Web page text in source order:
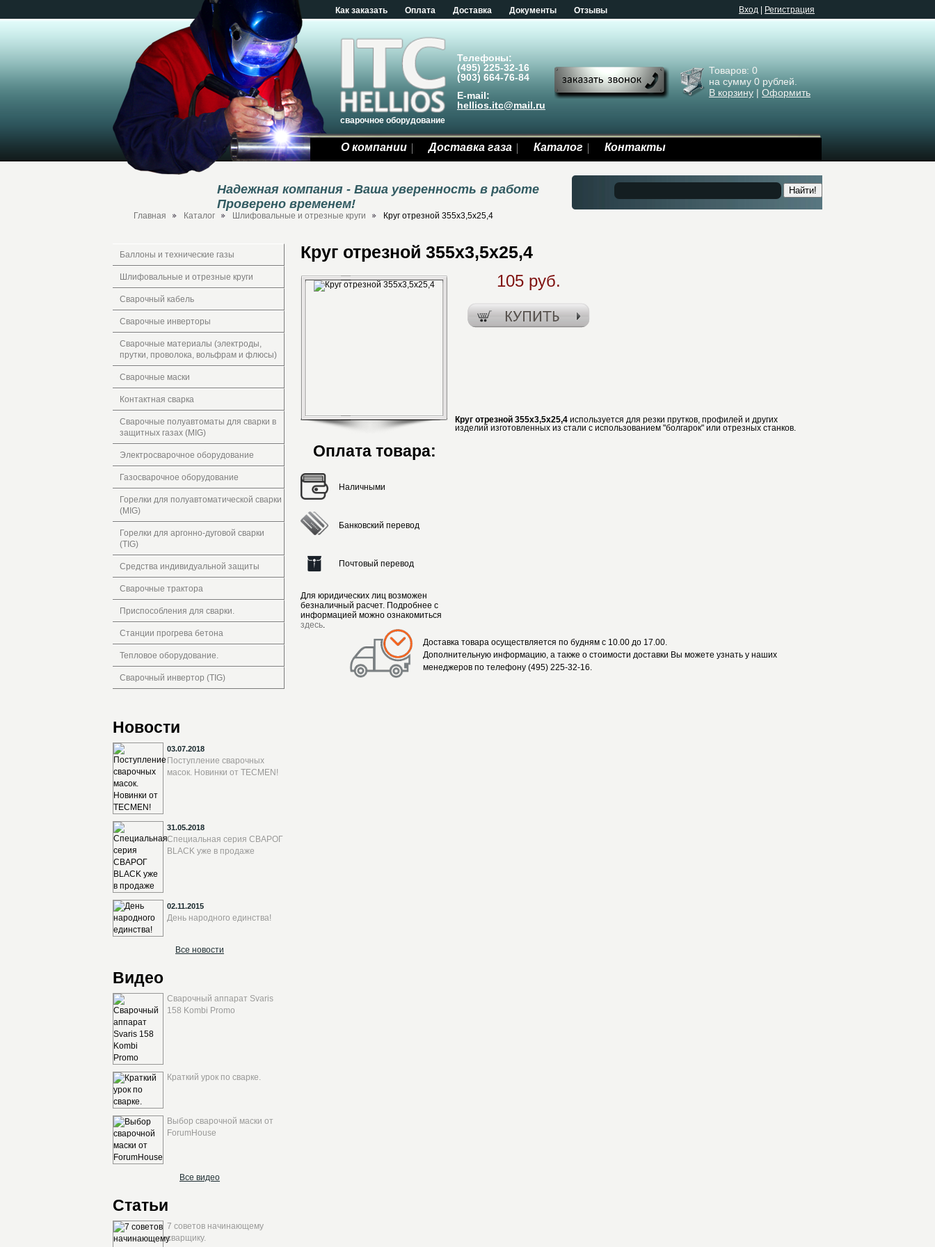
Как заказать Оплата Доставка Документы Отзывы Bход Регистрация
сварочное оборудование
Телефоны:
(495) 225-32-16
(903) 664-76-84
E-mail:
hellios.itc@mail.ru
Товаров: 0
на сумму 0 рублей.
В корзину | Оформить
О компании Доставка газа Каталог Контакты
Надежная компания - Ваша уверенность в работе
Проверено временем!
Найти!
Главная Каталог Шлифовальные и отрезные круги Круг отрезной 355х3,5х25,4
Баллоны и технические газы
Шлифовальные и отрезные круги
Сварочный кабель
Сварочные инверторы
Сварочные материалы (электроды,
прутки, проволока, вольфрам и флюсы)
Сварочные маски
Контактная сварка
Сварочные полуавтоматы для сварки в
защитных газах (MIG)
Электросварочное оборудование
Газосварочное оборудование
Горелки для полуавтоматической сварки
(MIG)
Горелки для аргонно-дуговой сварки
(TIG)
Средства индивидуальной защиты
Сварочные трактора
Приспособления для сварки.
Станции прогрева бетона
Тепловое оборудование.
Сварочный инвертор (TIG)
Новости
03.07.2018
Поступление сварочных
масок. Новинки от TECMEN!
31.05.2018
Специальная серия СВАРОГ
BLACK уже в продаже
02.11.2015
День народного единства!
Все новости
Видео
Сварочный аппарат Svaris
158 Kombi Promo
Краткий урок по сварке.
Выбор сварочной маски от
ForumHouse
Все видео
Статьи
7 советов начинающему
сварщику.
Круг отрезной 355х3,5х25,4
Оплата товара:
Наличными
Банковский перевод
Почтовый перевод
Для юридических лиц возможен
безналичный расчет. Подробнее с
информацией можно ознакомиться
здесь.
105 руб.
Круг отрезной 355х3,5х25,4 используется для резки прутков, профилей и других
изделий изготовленных из стали с использованием "болгарок" или отрезных станков.
Доставка товара осуществляется по будням с 10.00 до 17.00.
Дополнительную информацию, а также о стоимости доставки Вы можете узнать у наших
менеджеров по телефону (495) 225-32-16.